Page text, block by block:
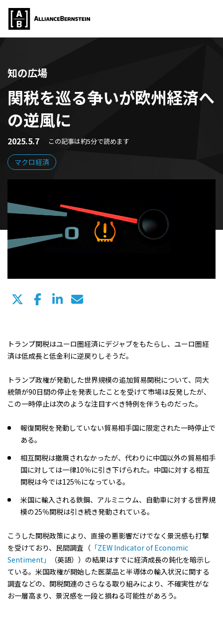
知の広場
関税を巡る争いが欧州経済へ
の逆風に
2025.5.7 この記事は約5分で読めます
マクロ経済
トランプ関税はユーロ圏経済にデジャブをもたらし、ユーロ圏経
済は低成長と低金利に逆戻りしそうだ。
トランプ政権が発動した世界規模の追加貿易関税について、同大
統領が90日間の停止を発表したことを受けて市場は反発したが、
この一時停止は次のような注目すべき特例を伴うものだった。
報復関税を発動していない貿易相手国に限定された一時停止で
ある。
相互関税は撤廃されなかったが、代わりに中国以外の貿易相手
国に対しては一律10％に引き下げられた。中国に対する相互
関税は今では125％になっている。
米国に輸入される鉄鋼、アルミニウム、自動車に対する世界規
模の25％関税は引き続き発動されている。
こうした関税政策により、直接の悪影響だけでなく景況感も打撃
を受けており、民間調査（ 「ZEW Indicator of Economic
Sentiment」
（英語））の結果はすでに経済成長の鈍化を暗示し
ている。米国政権が開始した医薬品と半導体の輸入状況に関する
調査などの、関税関連のさらなる取り組みにより、不確実性がな
お一層高まり、景況感を一段と損ねる可能性があろう。